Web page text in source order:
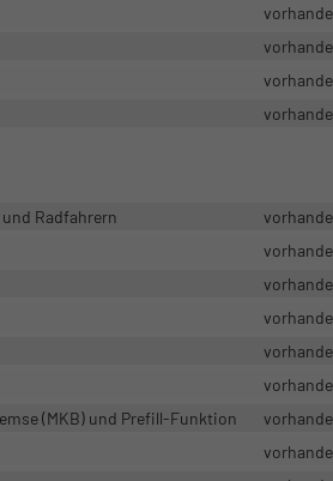
Radfahrern
(MKB) und Prefill-Funktion